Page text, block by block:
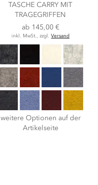
TASCHE CARRY MIT
TRAGEGRIFFEN
ab 145,00 €
inkl. MwSt., zzgl.Versand
weitere Optionen auf der
Artikelseite